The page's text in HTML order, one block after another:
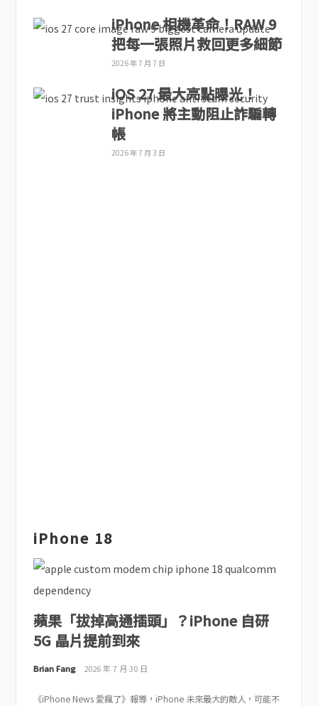
iPhone 相機革命！RAW 9
把每一張照片救回更多細節
2026 年 7 月 7 日
iOS 27 最大亮點曝光！
iPhone 將主動阻止詐騙轉
帳
2026 年 7 月 3 日
iPhone 18
蘋果「拔掉高通插頭」？iPhone 自研
5G 晶片提前到來
Brian Fang 2026 年 7 月 30 日
《iPhone News 愛瘋了》報導，iPhone 未來最大的敵人，可能不